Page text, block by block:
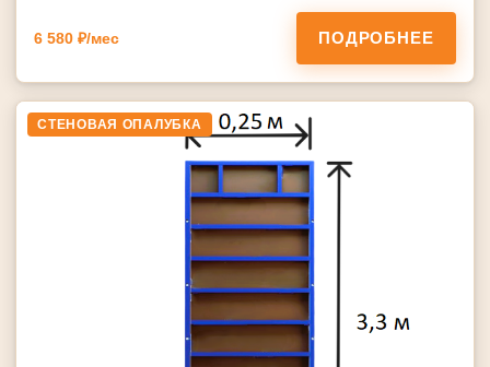
6 580 ₽/мес ПОДРОБНЕЕ
СТЕНОВАЯ ОПАЛУБКА